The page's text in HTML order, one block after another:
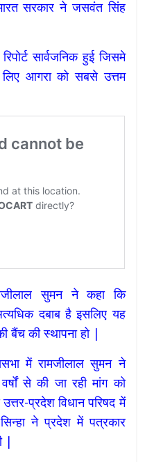
सरकार ने जसवंत सिंह
सार्वजनिक हुई जिसमे
लिए आगरा को सबसे उत्तम
सुमन ने कहा कि
दबाब है इसलिए यह
बैंच की स्थापना हो |
में रामजीलाल सुमन ने
से की जा रही मांग को
प्रदेश विधान परिषद में
ने प्रदेश में पत्रकार
|